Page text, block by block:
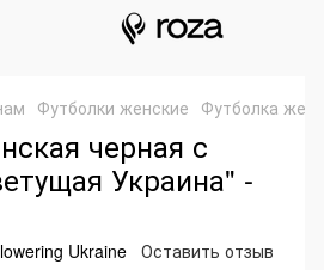
Футболки женские Футболка
черная с
Украина" -
Ukraine Оставить отзыв